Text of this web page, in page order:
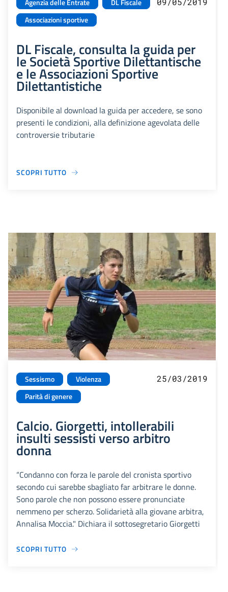
Agenzia delle Entrate
DL Fiscale
Associazioni sportive
DL Fiscale, consulta la guida per
le Società Sportive Dilettantische
e le Associazioni Sportive
Dilettantistiche
Disponibile al download la guida per accedere, se sono
presenti le condizioni, alla definizione agevolata delle
controversie tributarie
SCOPRI TUTTO
Sessismo
Violenza
Parità di genere
25/03/2019
Calcio. Giorgetti, intollerabili
insulti sessisti verso arbitro
donna
“Condanno con forza le parole del cronista sportivo
secondo cui sarebbe sbagliato far arbitrare le donne.
Sono parole che non possono essere pronunciate
nemmeno per scherzo. Solidarietà alla giovane arbitra,
Annalisa Moccia." Dichiara il sottosegretario Giorgetti
SCOPRI TUTTO